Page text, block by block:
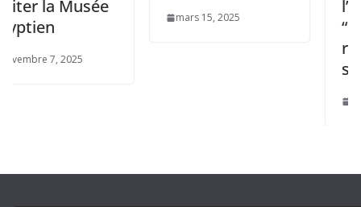
Musée
7, 2025
mars 15, 2025
routes